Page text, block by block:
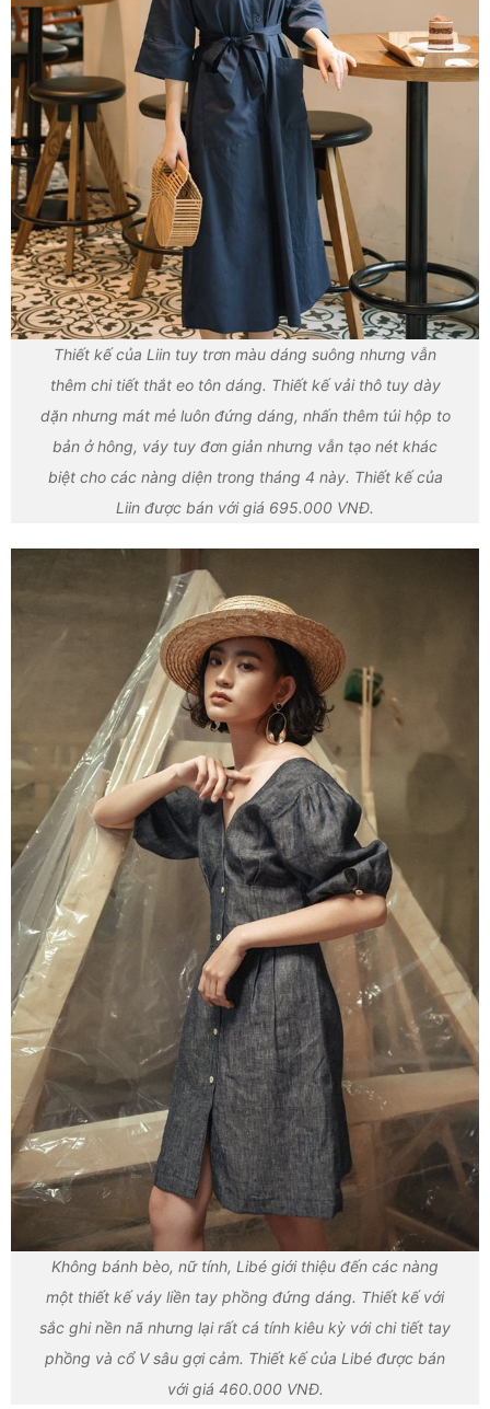
Thiết kế của Liin tuy trơn màu dáng suông nhưng vẫn
thêm chi tiết thắt eo tôn dáng. Thiết kế vải thô tuy dày
dặn nhưng mát mẻ luôn đứng dáng, nhấn thêm túi hộp to
bản ở hông, váy tuy đơn giản nhưng vẫn tạo nét khác
biệt cho các nàng diện trong tháng 4 này. Thiết kế của
Liin được bán với giá 695.000 VNĐ.
Không bánh bèo, nữ tính, Libé giới thiệu đến các nàng
một thiết kế váy liền tay phồng đứng dáng. Thiết kế với
sắc ghi nền nã nhưng lại rất cá tính kiêu kỳ với chi tiết tay
phồng và cổ V sâu gợi cảm. Thiết kế của Libé được bán
với giá 460.000 VNĐ.